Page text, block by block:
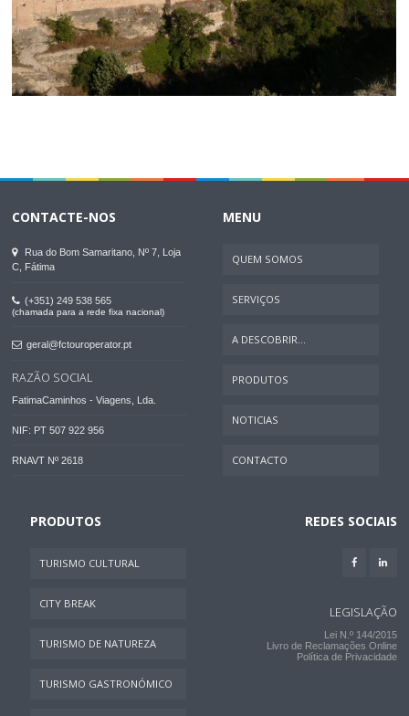
CONTACTE-NOS
Rua do Bom Samaritano, Nº 7, Loja
C, Fátima
(+351) 249 538 565
(chamada para a rede fixa nacional)
geral@fctouroperator.pt
RAZÃO SOCIAL
FatimaCaminhos - Viagens, Lda.
NIF: PT 507 922 956
RNAVT Nº 2618
MENU
QUEM SOMOS
SERVIÇOS
A DESCOBRIR...
PRODUTOS
NOTICIAS
CONTACTO
PRODUTOS
TURISMO CULTURAL
CITY BREAK
TURISMO DE NATUREZA
TURISMO GASTRONÓMICO
REDES SOCIAIS
LEGISLAÇÃO
Lei N.º 144/2015
Livro de Reclamações Online
Política de Privacidade